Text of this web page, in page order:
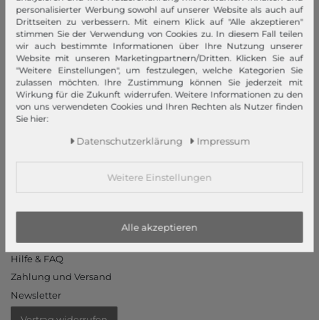
Datenschutzerklärung
Datenschutzeinstellungen
Barrierefreiheitserklärung
Jobs
Unsere Stores
Mein Konto
Rückrufservice
Hilfe & FAQ
Zahlung und Versand
Newsletter
personalisierter Werbung sowohl auf unserer Website als auch auf
Drittseiten zu verbessern. Mit einem Klick auf "Alle akzeptieren"
stimmen Sie der Verwendung von Cookies zu. In diesem Fall teilen
wir auch bestimmte Informationen über Ihre Nutzung unserer
Website mit unseren Marketingpartnern/Dritten. Klicken Sie auf
"Weitere Einstellungen", um festzulegen, welche Kategorien Sie
zulassen möchten. Ihre Zustimmung können Sie jederzeit mit
Wirkung für die Zukunft widerrufen. Weitere Informationen zu den
von uns verwendeten Cookies und Ihren Rechten als Nutzer finden
Sie hier:
Daten­schutz­erklärung Impressum
Weitere Einstellungen
Alle akzeptieren